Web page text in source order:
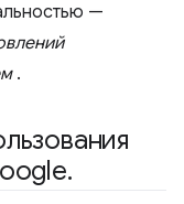
—
.
.